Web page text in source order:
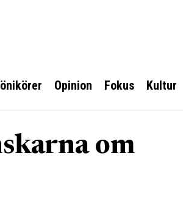
Opinion Fokus Kultur
om